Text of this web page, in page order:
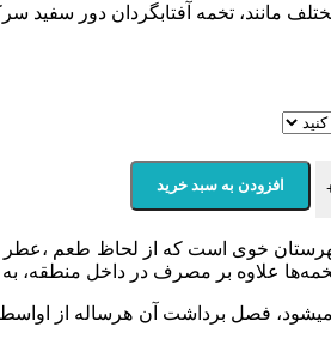
مانند، تخمه آفتابگردان دور
افزودن به سبد خرید
خوی است که از لحاظ طعم ،عطر و
علاوه بر مصرف در داخل منطقه، به
فصل برداشت آن هرساله از